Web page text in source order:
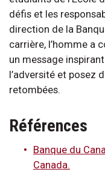
défis et les
direction de la
carrière, l’homme a
un message
l’adversité et posez
retombées.
Références
Banque du
Canada.